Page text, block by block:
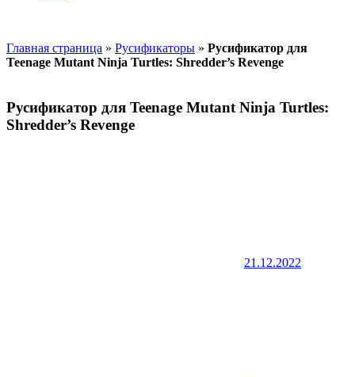
Главная страница » Русификаторы » Русификатор для
Teenage Mutant Ninja Turtles: Shredder’s Revenge
Русификатор для Teenage Mutant Ninja Turtles:
Shredder’s Revenge
21.12.2022